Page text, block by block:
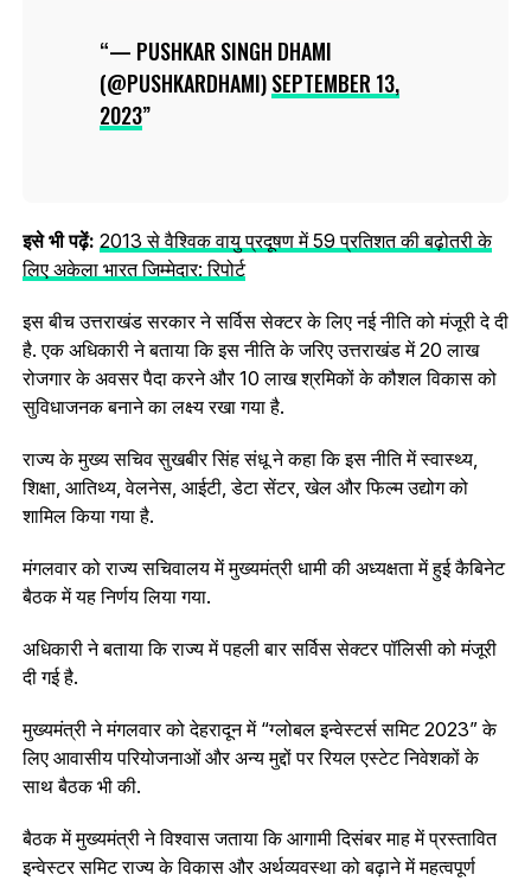
— PUSHKAR SINGH DHAMI
(@PUSHKARDHAMI)SEPTEMBER 13,
2023
इसे भी पढ़ें: 2013 से वैश्विक वायु प्रदूषण में 59 प्रतिशत की बढ़ोतरी के
लिए अकेला भारत जिम्मेदार: रिपोर्ट
इस बीच उत्तराखंड सरकार ने सर्विस सेक्टर के लिए नई नीति को मंजूरी दे दी
है. एक अधिकारी ने बताया कि इस नीति के जरिए उत्तराखंड में 20 लाख
रोजगार के अवसर पैदा करने और 10 लाख श्रमिकों के कौशल विकास को
सुविधाजनक बनाने का लक्ष्य रखा गया है.
राज्य के मुख्य सचिव सुखबीर सिंह संधू ने कहा कि इस नीति में स्वास्थ्य,
शिक्षा, आतिथ्य, वेलनेस, आईटी, डेटा सेंटर, खेल और फिल्म उद्योग को
शामिल किया गया है.
मंगलवार को राज्य सचिवालय में मुख्यमंत्री धामी की अध्यक्षता में हुई कैबिनेट
बैठक में यह निर्णय लिया गया.
अधिकारी ने बताया कि राज्य में पहली बार सर्विस सेक्टर पॉलिसी को मंजूरी
दी गई है.
मुख्यमंत्री ने मंगलवार को देहरादून में “ग्लोबल इन्वेस्टर्स समिट 2023” के
लिए आवासीय परियोजनाओं और अन्य मुद्दों पर रियल एस्टेट निवेशकों के
साथ बैठक भी की.
बैठक में मुख्यमंत्री ने विश्वास जताया कि आगामी दिसंबर माह में प्रस्तावित
इन्वेस्टर समिट राज्य के विकास और अर्थव्यवस्था को बढ़ाने में महत्वपूर्ण